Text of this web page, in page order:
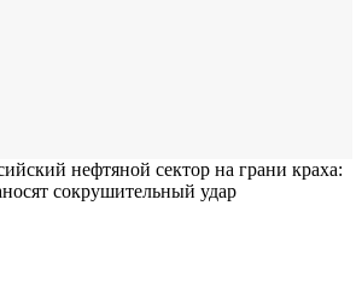
нефтяной сектор на грани краха:
сокрушительный удар